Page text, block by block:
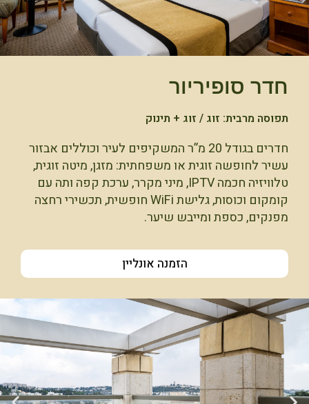
חדר סופיריור
תפוסה מרבית: זוג / זוג + תינוק
חדרים בגודל 20 מ”ר המשקיפים לעיר וכוללים אבזור
עשיר לחופשה זוגית או משפחתית: מזגן, מיטה זוגית,
טלוויזיה חכמה IPTV, מיני מקרר, ערכת קפה ותה עם
קומקום וכוסות, גלישת WiFi חופשית, תכשירי רחצה
מפנקים, כספת ומייבש שיער.
הזמנה אונליין